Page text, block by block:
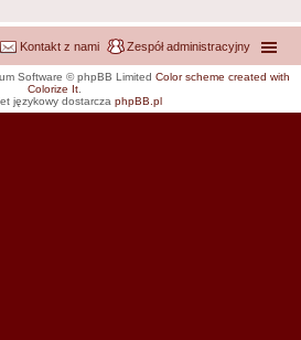
Zespół administracyjny
Kontakt z nami
Software © phpBB Limited Color scheme created with
Colorize It.
językowy dostarcza phpBB.pl